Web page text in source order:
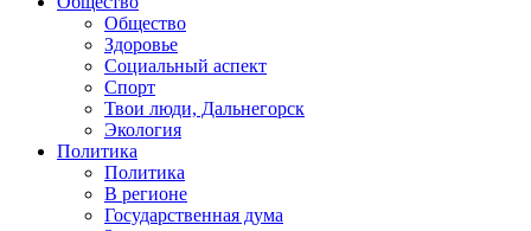
Общество
Здоровье
Социальный аспект
Спорт
Твои люди, Дальнегорск
Экология
Политика
Политика
В регионе
Государственная дума